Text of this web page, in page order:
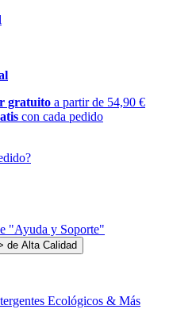
gratuito a partir de 54,90 €
con cada pedido
"Ayuda y Soporte"
Ecológicos & Más